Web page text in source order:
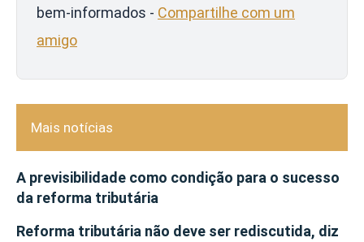
bem-informados - Compartilhe com um
amigo
Mais notícias
A previsibilidade como condição para o sucesso
da reforma tributária
Reforma tributária não deve ser rediscutida, diz